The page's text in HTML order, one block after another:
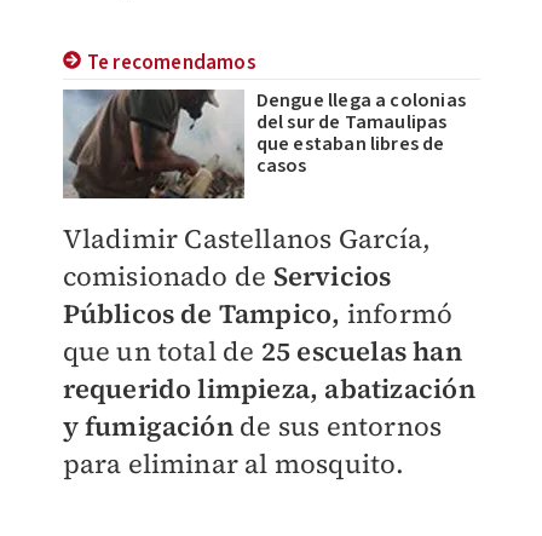
Te recomendamos
Dengue llega a colonias
del sur de Tamaulipas
que estaban libres de
casos
Vladimir Castellanos García,
comisionado de Servicios
Públicos de Tampico, informó
que un total de 25 escuelas han
requerido limpieza, abatización
y fumigaciónde sus entornos
para eliminar al mosquito.